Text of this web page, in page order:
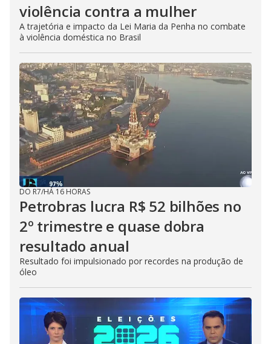
violência contra a mulher
A trajetória e impacto da Lei Maria da Penha no combate
à violência doméstica no Brasil
DO R7/HÁ 16 HORAS
Petrobras lucra R$ 52 bilhões no
2º trimestre e quase dobra
resultado anual
Resultado foi impulsionado por recordes na produção de
óleo